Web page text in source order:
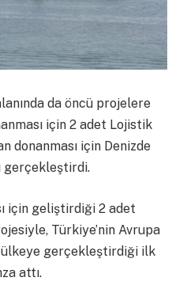
da öncü projelere
için 2 adet Lojistik
donanması için Denizde
gerçekleştirdi.
için geliştirdiği 2 adet
Türkiye’nin Avrupa
gerçekleştirdiği ilk
attı.